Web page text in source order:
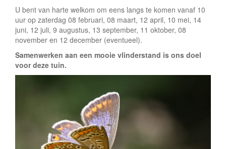
U bent van harte welkom om eens langs te komen vanaf 10
uur op zaterdag 08 februari, 08 maart, 12 april, 10 mei, 14
juni, 12 juli, 9 augustus, 13 september, 11 oktober, 08
november en 12 december (eventueel).
Samenwerken aan een mooie vlinderstand is ons doel
voor deze tuin.